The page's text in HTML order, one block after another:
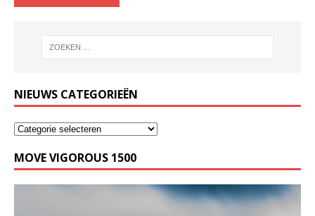
NIEUWS CATEGORIEËN
MOVE VIGOROUS 1500